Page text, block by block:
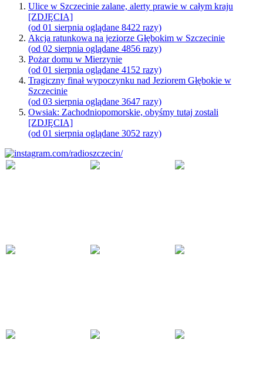
Ulice w Szczecinie zalane, alerty prawie w całym kraju
[ZDJĘCIA]
(od 01 sierpnia oglądane 8422 razy)
Akcja ratunkowa na jeziorze Głębokim w Szczecinie
(od 02 sierpnia oglądane 4856 razy)
Pożar domu w Mierzynie
(od 01 sierpnia oglądane 4152 razy)
Tragiczny finał wypoczynku nad Jeziorem Głębokie w
Szczecinie
(od 03 sierpnia oglądane 3647 razy)
Owsiak: Zachodniopomorskie, obyśmy tutaj zostali
[ZDJĘCIA]
(od 01 sierpnia oglądane 3052 razy)